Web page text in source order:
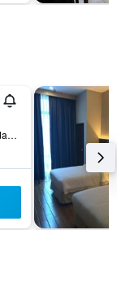
24, Tingkat 1, Jalan Bandar Brinchang, Brinchang, Malaysia